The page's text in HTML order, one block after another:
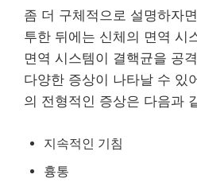
좀 더 구체적으로 설명하자
투한 뒤에는 신체의 면역 시
면역 시스템이 결핵균을 공
다양한 증상이 나타날 수 있
의 전형적인 증상은 다음과
지속적인 기침
흉통